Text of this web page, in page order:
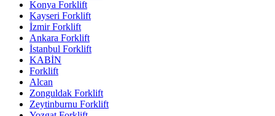
Konya Forklift
Kayseri Forklift
İzmir Forklift
Ankara Forklift
İstanbul Forklift
KABİN
Forklift
Alcan
Zonguldak Forklift
Zeytinburnu Forklift